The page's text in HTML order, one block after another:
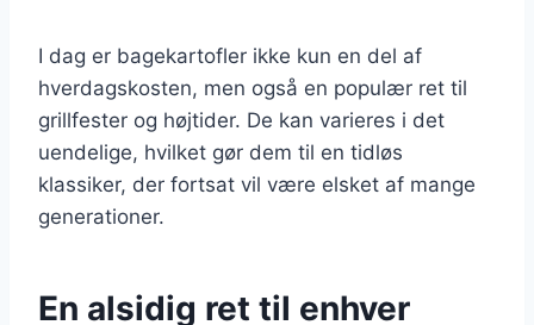
I dag er bagekartofler ikke kun en del af
hverdagskosten, men også en populær ret til
grillfester og højtider. De kan varieres i det
uendelige, hvilket gør dem til en tidløs
klassiker, der fortsat vil være elsket af mange
generationer.
En alsidig ret til enhver